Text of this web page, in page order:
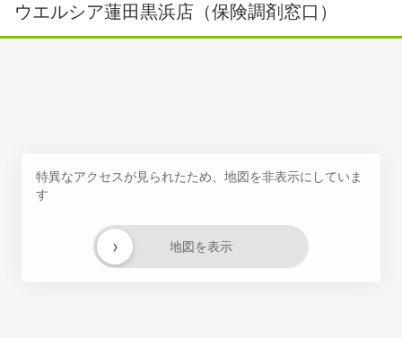
ウエルシア蓮田黒浜店（保険調剤窓口）
特異なアクセスが見られたため、地図を非表示にしていま
す
地図を表示
›